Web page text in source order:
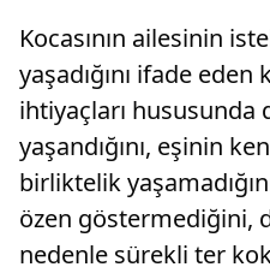
Kocasının ailesinin
yaşadığını ifade eden
ihtiyaçları hususunda
yaşandığını, eşinin
birliktelik
özen göstermediğini,
nedenle sürekli ter